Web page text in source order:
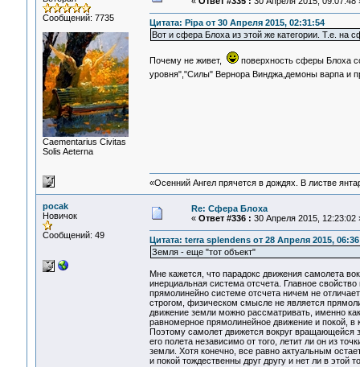
Сообщений: 7735
Сaementarius Civitas
Solis Aeterna
Цитата: Pipa от 30 Апреля 2015, 02:31:54
Вот и сфера Блоха из этой же категории. Т.е. на
Почему не живет,
поверхность сферы Блоха
уровня","Силы" Вернора Винджа,демоны варпа и
«Осенний Ангел прячется в дождях. В листве
pocak
Новичок
Сообщений: 49
Re: Сфера Блоха
« Ответ #336 : 30 Апреля 2015, 12:23:02
Цитата: terra splendens от 28 Апреля 2015,
Земля - еще "тот объект"
Мне кажется, что парадокс движения самолета
инерциальная система отсчета. Главное
прямолинейно системе отсчета ничем не
строгом, физическом смысле не является
движение земли можно рассматривать, именно
равномерное прямолинейное движение и покой, в
Поэтому самолет движется вокруг вращающейся
его полета независимо от того, летит ли он из
земли. Хотя конечно, все равно актуальным
и покой тождественны друг другу и нет ли в этой